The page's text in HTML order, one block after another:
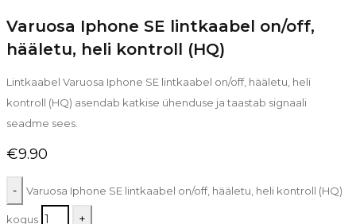
Varuosa Iphone SE lintkaabel on/off,
hääletu, heli kontroll (HQ)
Lintkaabel Varuosa Iphone SE lintkaabel on/off, hääletu, heli
kontroll (HQ) asendab katkise ühenduse ja taastab signaali
seadme sees.
€9.90
Varuosa Iphone SE lintkaabel on/off, hääletu, heli kontroll (HQ)
kogus